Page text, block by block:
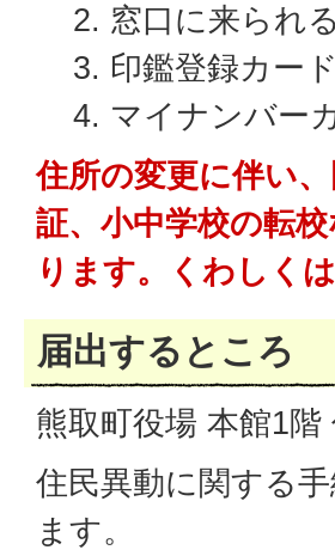
窓口に来られ
印鑑登録カー
マイナンバー
住所の変更に伴い
証、小中学校の転
ります。くわしく
届出するところ
熊取町役場 本館1階
住民異動に関する
ます。